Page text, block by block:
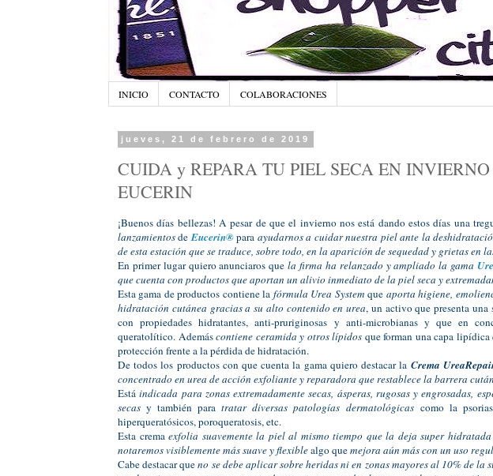
INICIO CONTACTO COLABORACIONES
jueves, 21 de febrero de 2019
CUIDA y REPARA TU PIEL SECA EN INVIERNO
EUCERIN
¡Buenos días bellezas! A pesar de que el invierno nos está dando estos días una
lanzamientosdeEucerin®para ayudarnos a cuidar nuestra piel ante la
de esta estación que se traduce, sobre todo, en la aparición de sequedad y grietas en
En primer lugar quiero anunciaros quela firma ha relanzado y ampliado la gama
que cuenta con productos que aportan un alivio inmediato de la piel seca y
Esta gama de productos contiene la fórmula Urea System que aporta higiene,
hidratación cutánea gracias a su alto contenido en urea, un activo que presenta
con propiedades hidratantes, anti-pruriginosas y anti-microbianas y que en
queratolítico. Ademáscontiene ceramida y otros lípidos que forman una capa
protección frente a la pérdida de hidratación.
De todos los productos con que cuenta la gama quiero destacar la Crema
concentrado en urea de acción exfoliante y reparadora que restablece la barrera
Estáindicada para zonas extremadamente secas, ásperas, rugosas y engrosadas,
secas y también paratratar diversas patologías dermatológicas como la
hiperqueratósicos, poroqueratosis, etc.
Esta cremaexfolia suavemente la piel al mismo tiempo que la deja super
notaremos visiblemente más suave y flexiblealgo quemejora aún más con un uso
Cabe destacar queno se debe aplicar sobre heridas ni en zonas mayores al 10% de la